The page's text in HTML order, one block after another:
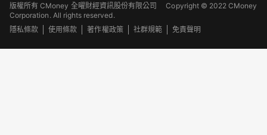
版權所有 CMoney 全曜財經資訊股份有限公司Copyright © 2022 CMoney
Corporation. All rights reserved.
隱私條款
使用條款 著作權政策 社群規範 免責聲明